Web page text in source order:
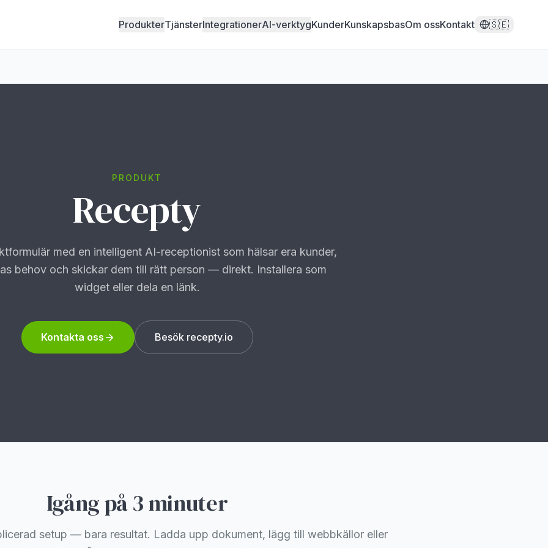
ProdukterTjänsterIntegrationerAI-verktygKunderKunskapsbasOm ossKontakt 🇸🇪
PRODUKT
Recepty
med en intelligent AI-receptionist som hälsar era kunder,
behov och skickar dem till rätt person — direkt. Installera som
widget eller dela en länk.
Kontakta oss Besök recepty.io
Igång på 3 minuter
setup — bara resultat. Ladda upp dokument, lägg till webbkällor eller